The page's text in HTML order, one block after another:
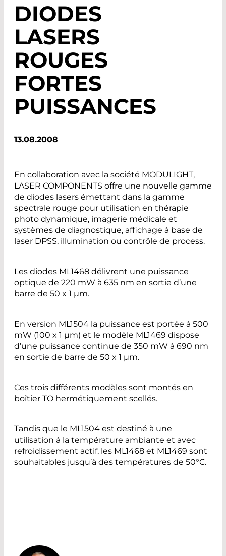
DIODES
LASERS
ROUGES
FORTES
PUISSANCES
13.08.2008
En collaboration avec la société MODULIGHT,
LASER COMPONENTS offre une nouvelle gamme
de diodes lasers émettant dans la gamme
spectrale rouge pour utilisation en thérapie
photo dynamique, imagerie médicale et
systèmes de diagnostique, affichage à base de
laser DPSS, illumination ou contrôle de process.
Les diodes ML1468 délivrent une puissance
optique de 220 mW à 635 nm en sortie d’une
barre de 50 x 1 µm.
En version ML1504 la puissance est portée à 500
mW (100 x 1 µm) et le modèle ML1469 dispose
d’une puissance continue de 350 mW à 690 nm
en sortie de barre de 50 x 1 µm.
Ces trois différents modèles sont montés en
boîtier TO hermétiquement scellés.
Tandis que le ML1504 est destiné à une
utilisation à la température ambiante et avec
refroidissement actif, les ML1468 et ML1469 sont
souhaitables jusqu’à des températures de 50°C.